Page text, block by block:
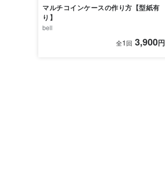
マルチコインケースの作り方【型紙有
り】
bell
全1 回 3,900円